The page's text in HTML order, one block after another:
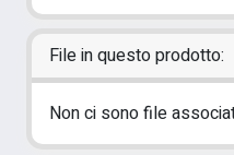
File in questo prodotto:
Non ci sono file